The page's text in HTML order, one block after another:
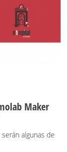
Maker
algunas de